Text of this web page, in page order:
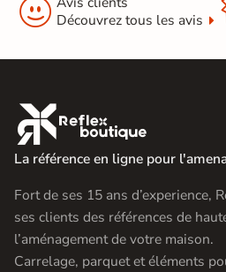
Catégories
Carrelage
 Découvrez tous les avis

La référence en ligne pour
Fort de ses 15 ans d’experience,
ses clients des références de
l’aménagement de votre maison.
Carrelage, parquet et éléments